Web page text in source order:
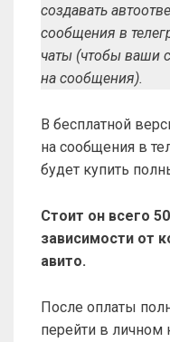
создавать
сообщения в
чаты (чтобы ваши
на сообщения).
В бесплатной
на сообщения в
будет купить
Стоит он всего
зависимости от
авито.
После оплаты
перейти в личном